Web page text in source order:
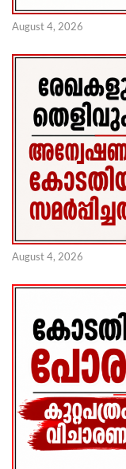
August 4, 2026
August 4, 2026